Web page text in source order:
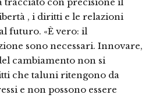
con precisione il
, i diritti e le relazioni
futuro. «È vero: il
sono necessari. Innovare,
cambiamento non si
che taluni ritengono da
e non possono essere